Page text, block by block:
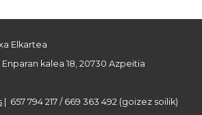
Elkartea
kalea 18, 20730 Azpeitia
| 657 794 217 / 669 363 492 (goizez soilik)